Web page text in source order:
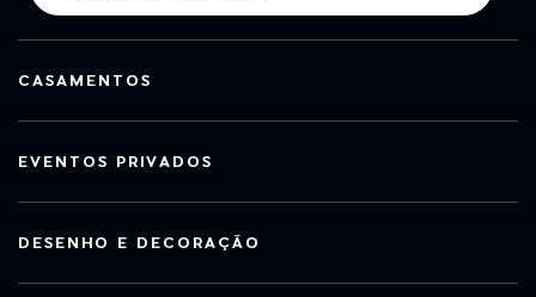
CASAMENTOS
EVENTOS PRIVADOS
DESENHO E DECORAÇÃO